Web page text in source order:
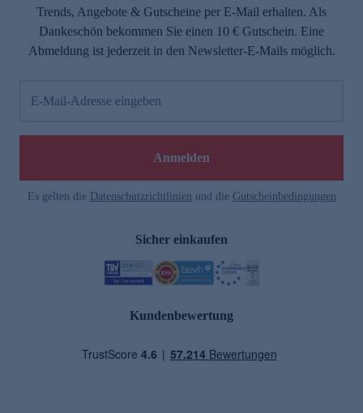
Trends, Angebote & Gutscheine per E-Mail erhalten. Als
Dankeschön bekommen Sie einen 10 € Gutschein. Eine
Abmeldung ist jederzeit in den Newsletter-E-Mails möglich.
E-Mail-Adresse eingeben
Anmelden
Es gelten die Datenschutzrichtlinien und die Gutscheinbedingungen
Sicher einkaufen
Kundenbewertung